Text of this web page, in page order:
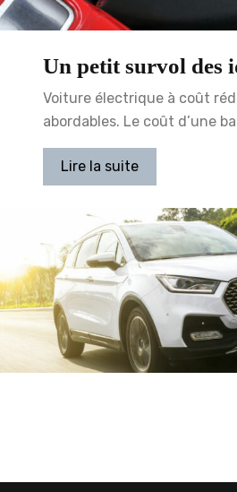
Un petit survol des
Voiture électrique à coût
abordables. Le coût d’une
Lire la suite